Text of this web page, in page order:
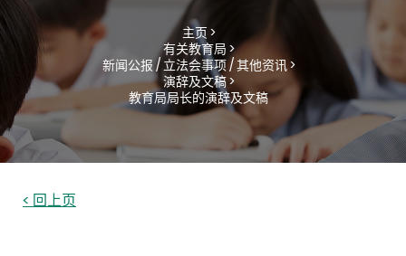
主页 >
有关教育局 >
新闻公报 / 立法会事项 / 其他资讯 >
演辞及文稿 >
教育局局长的演辞及文稿
< 回上页